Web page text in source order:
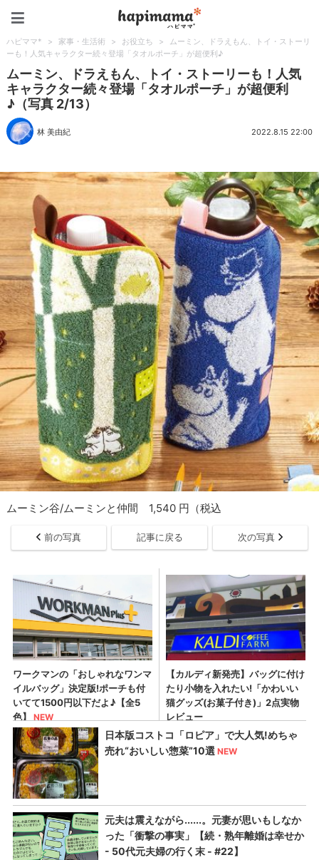
ハピママ* > 家事・生活術 > お役立ち >
ムーミン、ドラえもん、トイ・ストーリ
ーも！人気キャラクター続々登場「タオルポーチ」が超便利♪
ムーミン、ドラえもん、トイ・ストーリーも！人気
キャラクター続々登場「タオルポーチ」が超便利
♪（写真 2/13）
林 美由紀 2022.8.15 22:00
ムーミン谷/ムーミンと仲間 1,540 円（税込
前の写真 記事に戻る 次の写真